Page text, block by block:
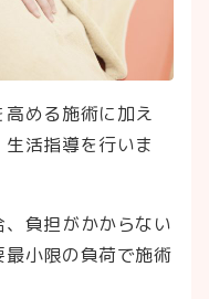
める施術に加え
活指導を行いま
負担がかからない
小限の負荷で施術